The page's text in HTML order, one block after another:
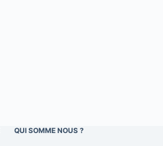
QUI SOMME NOUS ?